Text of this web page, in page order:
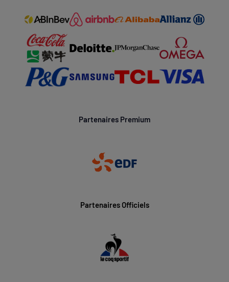
Partenaires Premium
Partenaires Officiels